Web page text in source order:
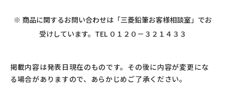
※ 商品に関するお問い合わせは「三菱鉛筆お客様相談室」でお
受けしています。TEL ０１２０－３２１４３３
掲載内容は発表日現在のものです。その後に内容が変更にな
る場合がありますので、あらかじめご了承ください。